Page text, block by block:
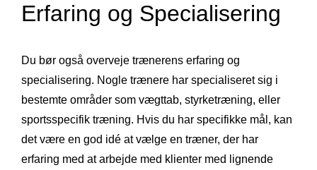
Erfaring og Specialisering
Du bør også overveje trænerens erfaring og
specialisering. Nogle trænere har specialiseret sig i
bestemte områder som vægttab, styrketræning, eller
sportsspecifik træning. Hvis du har specifikke mål, kan
det være en god idé at vælge en træner, der har
erfaring med at arbejde med klienter med lignende